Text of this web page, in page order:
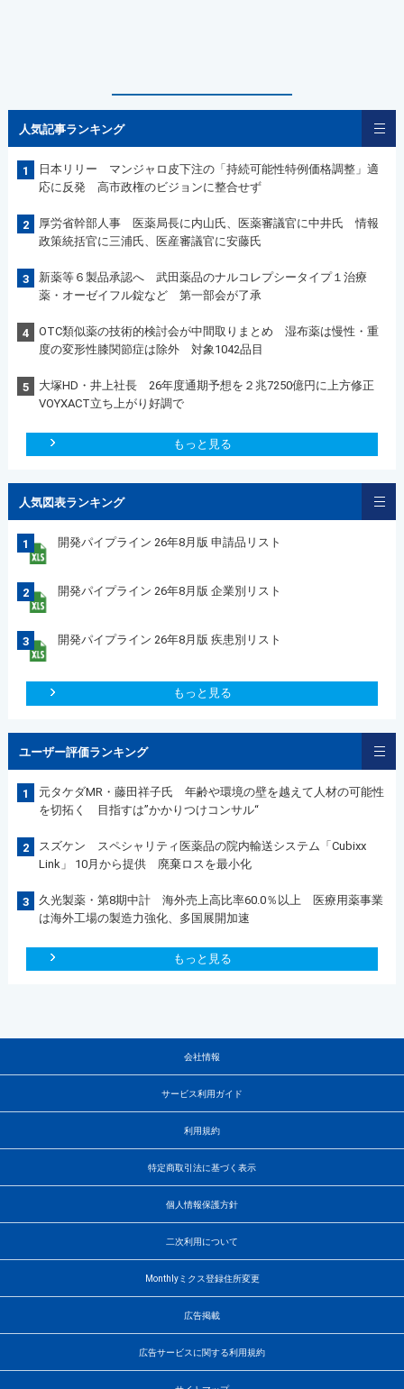
人気記事ランキング
1
日本リリー マンジャロ皮下注の「持続可能性特例価格調整」適
応に反発 高市政権のビジョンに整合せず
2
厚労省幹部人事 医薬局長に内山氏、医薬審議官に中井氏 情報
政策統括官に三浦氏、医産審議官に安藤氏
3
新薬等６製品承認へ 武田薬品のナルコレプシータイプ１治療
薬・オーゼイフル錠など 第一部会が了承
4
OTC類似薬の技術的検討会が中間取りまとめ 湿布薬は慢性・重
度の変形性膝関節症は除外 対象1042品目
5
大塚HD・井上社長 26年度通期予想を２兆7250億円に上方修正
VOYXACT立ち上がり好調で
もっと見る
人気図表ランキング
1 開発パイプライン 26年8月版 申請品リスト
2 開発パイプライン 26年8月版 企業別リスト
3 開発パイプライン 26年8月版 疾患別リスト
もっと見る
ユーザー評価ランキング
1
元タケダMR・藤田祥子氏 年齢や環境の壁を越えて人材の可能性
を切拓く 目指すは”かかりつけコンサル“
2
スズケン スペシャリティ医薬品の院内輸送システム「Cubixx
Link」 10月から提供 廃棄ロスを最小化
3
久光製薬・第8期中計 海外売上高比率60.0％以上 医療用薬事業
は海外工場の製造力強化、多国展開加速
もっと見る
会社情報
サービス利用ガイド
利用規約
特定商取引法に基づく表示
個人情報保護方針
二次利用について
Monthlyミクス登録住所変更
広告掲載
広告サービスに関する利用規約